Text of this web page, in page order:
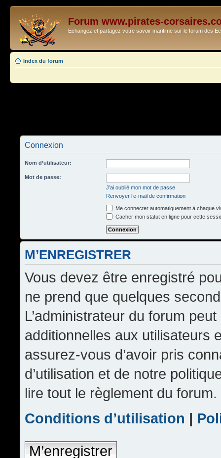
Forum www.pirates-
Echangez et partagez votre savoir maritime sur le forum des
Index du forum
Connexion
Nom d’utilisateur:
Mot de passe:
J’ai oublié mon mot de passe
Renvoyer l’e-mail de confirmation
Me connecter automatiquement à chaque
Cacher mon statut en ligne pour cette
M’ENREGISTRER
Vous devez être enregistré
ne prend que quelques
L’administrateur du forum
additionnelles aux utilisateurs
assurez-vous d’avoir pris
d’utilisation et de notre
lire tout le règlement du forum.
Conditions d’utilisation |
M’enregistrer